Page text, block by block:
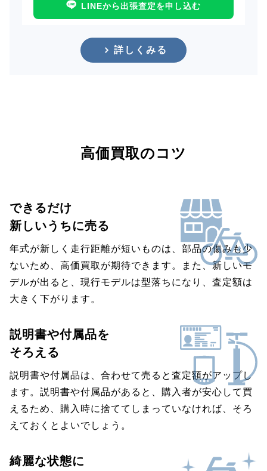
LINEから出張査定を申し込む
詳しくみる
高価買取のコツ
できるだけ
新しいうちに売る
年式が新しく走行距離が短いものは、部品の傷みも少
ないため、高価買取が期待できます。また、新しいモ
デルが出ると、現行モデルは型落ちになり、査定額は
大きく下がります。
説明書や付属品を
そろえる
説明書や付属品は、合わせて売ると査定額がアップし
ます。説明書や付属品があると、購入者が安心して買
えるため、購入時に捨ててしまっていなければ、そろ
えておくとよいでしょう。
綺麗な状態に